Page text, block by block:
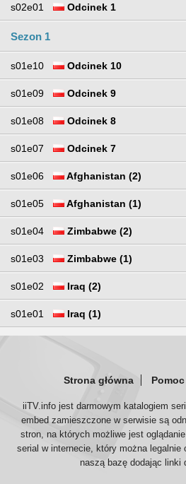
s02e01 Odcinek 1
Sezon 1
s01e10 Odcinek 10
s01e09 Odcinek 9
s01e08 Odcinek 8
s01e07 Odcinek 7
s01e06 Afghanistan (2)
s01e05 Afghanistan (1)
s01e04 Zimbabwe (2)
s01e03 Zimbabwe (1)
s01e02 Iraq (2)
s01e01 Iraq (1)
Strona główna Pomoc
iiTV.info jest darmowym katalogiem
embed zamieszczone w serwisie są
stron, na których możliwe jest oglądanie
serial w internecie, który można legalnie
naszą bazę dodając linki